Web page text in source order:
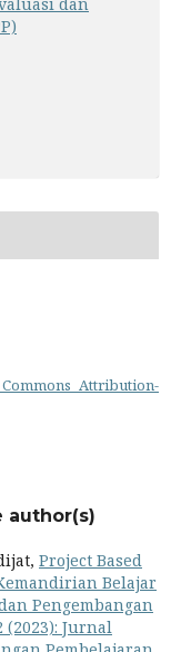
Attribution-
author(s)
Project Based
Belajar
Pengembangan
(2023): Jurnal